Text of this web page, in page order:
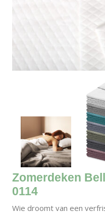
Zomerdeken
0114
Wie droomt van een